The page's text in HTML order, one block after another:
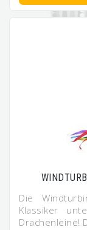
Die
Klassiker
Drachenleine!